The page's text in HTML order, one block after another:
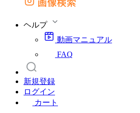
外部サイトの商品をカートに追加
ヘルプ
動画マニュアル
FAQ
新規登録
ログイン
カート